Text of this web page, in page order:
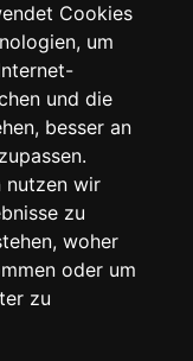
Cookies
um
und die
besser an
nutzen wir
zu
woher
oder um
zu